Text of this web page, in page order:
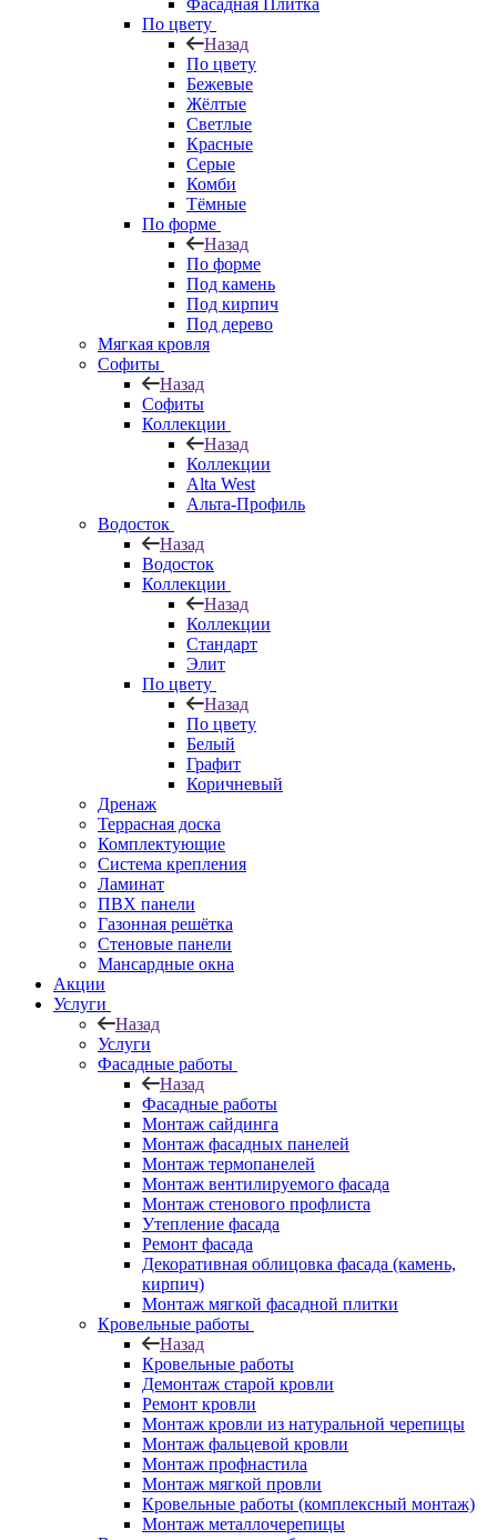
Фасадная Плитка
По цвету
Назад
По цвету
Бежевые
Жёлтые
Светлые
Красные
Серые
Комби
Тёмные
По форме
Назад
По форме
Под камень
Под кирпич
Под дерево
Мягкая кровля
Софиты
Назад
Софиты
Коллекции
Назад
Коллекции
Alta West
Альта-Профиль
Водосток
Назад
Водосток
Коллекции
Назад
Коллекции
Стандарт
Элит
По цвету
Назад
По цвету
Белый
Графит
Коричневый
Дренаж
Террасная доска
Комплектующие
Система крепления
Ламинат
ПВХ панели
Газонная решётка
Стеновые панели
Мансардные окна
Акции
Услуги
Назад
Услуги
Фасадные работы
Назад
Фасадные работы
Монтаж сайдинга
Монтаж фасадных панелей
Монтаж термопанелей
Монтаж вентилируемого фасада
Монтаж стенового профлиста
Утепление фасада
Ремонт фасада
Декоративная облицовка фасада (камень,
кирпич)
Монтаж мягкой фасадной плитки
Кровельные работы
Назад
Кровельные работы
Демонтаж старой кровли
Ремонт кровли
Монтаж кровли из натуральной черепицы
Монтаж фальцевой кровли
Монтаж профнастила
Монтаж мягкой провли
Кровельные работы (комплексный монтаж)
Монтаж металлочерепицы